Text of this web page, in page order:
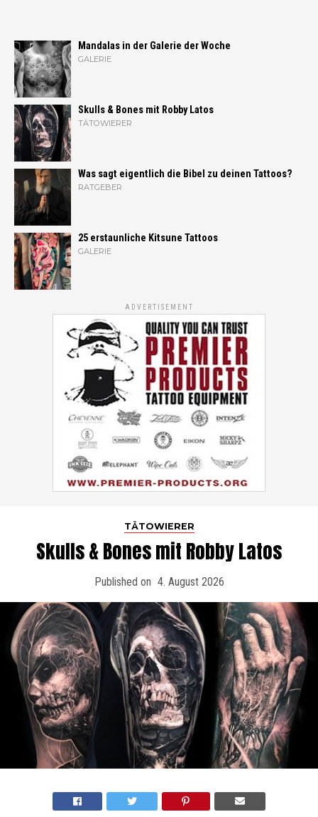
Mandalas in der Galerie der Woche
GALERIE
Skulls & Bones mit Robby Latos
TÄTOWIERER
Was sagt eigentlich die Bibel zu deinen Tattoos?
RATGEBER
25 erstaunliche Kitsune Tattoos
GALERIE
ADVERTISEMENT
TÄTOWIERER
Skulls & Bones mit Robby Latos
Published on 4. August 2026